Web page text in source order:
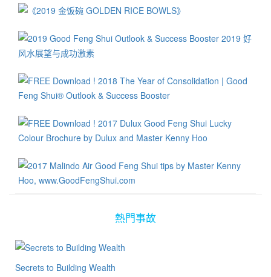
熱門事故
Secrets to Building Wealth